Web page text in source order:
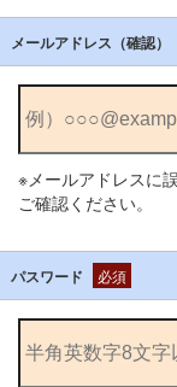
メールアドレス（確認）
※メールアドレスに
ご確認ください。
パスワード 必須